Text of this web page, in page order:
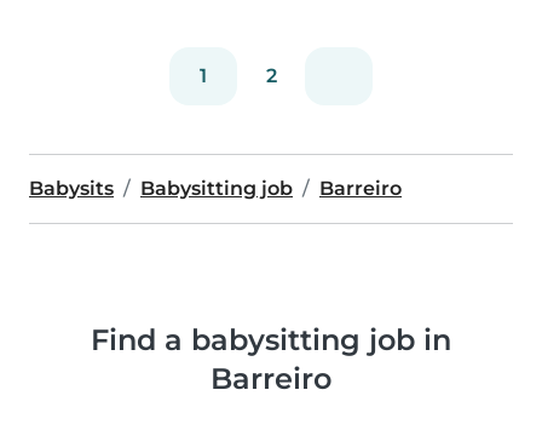
1 2
Babysits Babysitting job Barreiro
Find a babysitting job in
Barreiro